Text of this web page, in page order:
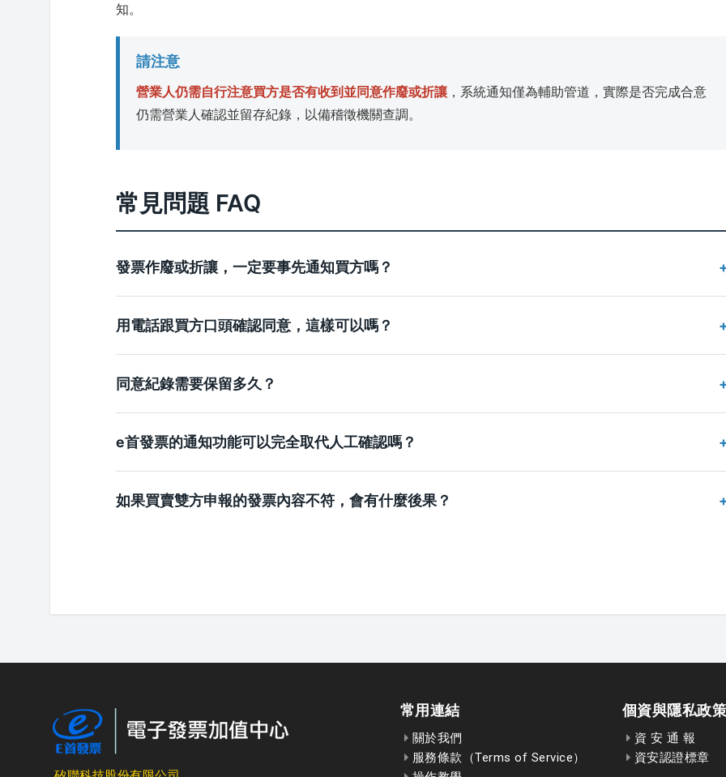
知。
請注意
營業人仍需自行注意買方是否有收到並同意作廢或折讓 ，系統通知僅為輔助管道，實際是否完成合意
仍需營業人確認並留存紀錄，以備稽徵機關查調。
常見問題 FAQ
發票作廢或折讓，一定要事先通知買方嗎？
用電話跟買方口頭確認同意，這樣可以嗎？
同意紀錄需要保留多久？
e首發票的通知功能可以完全取代人工確認嗎？
如果買賣雙方申報的發票內容不符，會有什麼後果？
常用連結
關於我們
服務條款（Terms of Service）
個資與隱私政
資 安 通 報
資安認證標章